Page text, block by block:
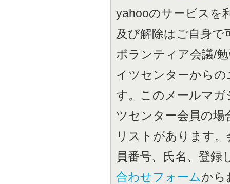
yahooのサービスを
及び解除はご自身で
ボランティア会議/
イツセンターから
す。このメールマ
ツセンター会員の場
リストがあります
員番号、氏名、登
合わせフォームから